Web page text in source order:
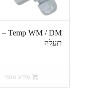
תעלה
מידע נוסף